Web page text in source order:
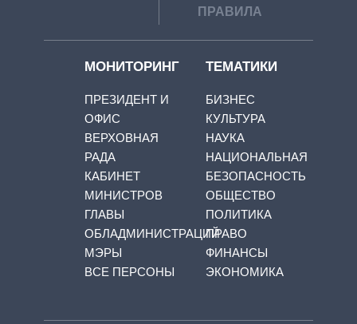
ПРАВИЛА
МОНИТОРИНГ
ПРЕЗИДЕНТ И
ОФИС
ВЕРХОВНАЯ
РАДА
КАБИНЕТ
МИНИСТРОВ
ГЛАВЫ
ОБЛАДМИНИСТРАЦИЙ
МЭРЫ
ВСЕ ПЕРСОНЫ
ТЕМАТИКИ
БИЗНЕС
КУЛЬТУРА
НАУКА
НАЦИОНАЛЬНАЯ
БЕЗОПАСНОСТЬ
ОБЩЕСТВО
ПОЛИТИКА
ПРАВО
ФИНАНСЫ
ЭКОНОМИКА